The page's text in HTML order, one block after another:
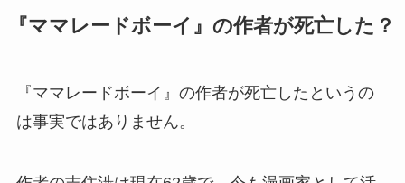
『ママレードボーイ』の作者が死亡した？
『ママレードボーイ』の作者が死亡したというの
は事実ではありません。